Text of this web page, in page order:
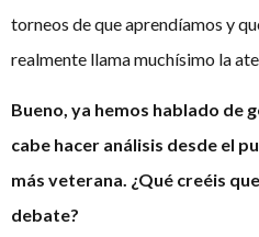
torneos de que aprendíamos y
realmente llama muchísimo la
Bueno, ya hemos hablado de
cabe hacer análisis desde el
más veterana. ¿Qué creéis
debate?